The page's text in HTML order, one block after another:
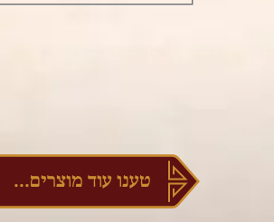
טענו עוד מוצרים...